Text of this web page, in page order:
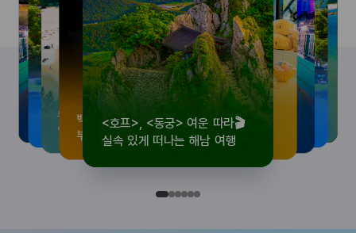
<호프>, <동궁> 여운 따라🎬
실속 있게 떠나는 해남 여행
로컬 감성 수집!
전국 로컬 기념품숍 3곳⭐
우리말이 더 재미있어지는
세종 한글 여행
숲길부터 천년 고찰까지!
마음에 쉼을 더하는 부안
뚜벅이 여행자 주목🚶
양양 1박 2일 코스
백제의 숨결을 따라,
부여에서 만나는 여름
<호프>, <동궁> 여운 따라🎬
실속 있게 떠나는 해남 여행
로컬 감성 수집!
전국 로컬 기념품숍 3곳⭐
우리말이 더 재미있어지는
세종 한글 여행
숲길부터 천년 고찰까지!
마음에 쉼을 더하는 부안
뚜벅이 여행자 주목🚶
양양 1박 2일 코스
백제의 숨결을 따라,
부여에서 만나는 여름
<호프>, <동궁> 여운 따라🎬
실속 있게 떠나는 해남 여행
로컬 감성 수집!
전국 로컬 기념품숍 3곳⭐
우리말이 더 재미있어지는
세종 한글 여행
숲길부터 천년 고찰까지!
마음에 쉼을 더하는 부안
뚜벅이 여행자 주목🚶
양양 1박 2일 코스
백제의 숨결을 따라,
부여에서 만나는 여름